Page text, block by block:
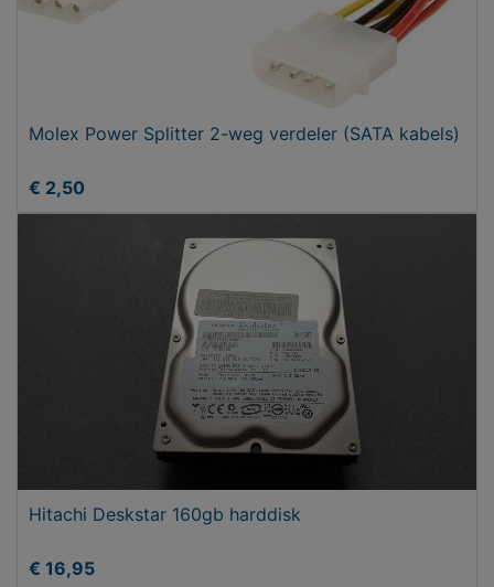
Molex Power Splitter 2-weg verdeler (SATA kabels)
€ 2,50
Hitachi Deskstar 160gb harddisk
€ 16,95